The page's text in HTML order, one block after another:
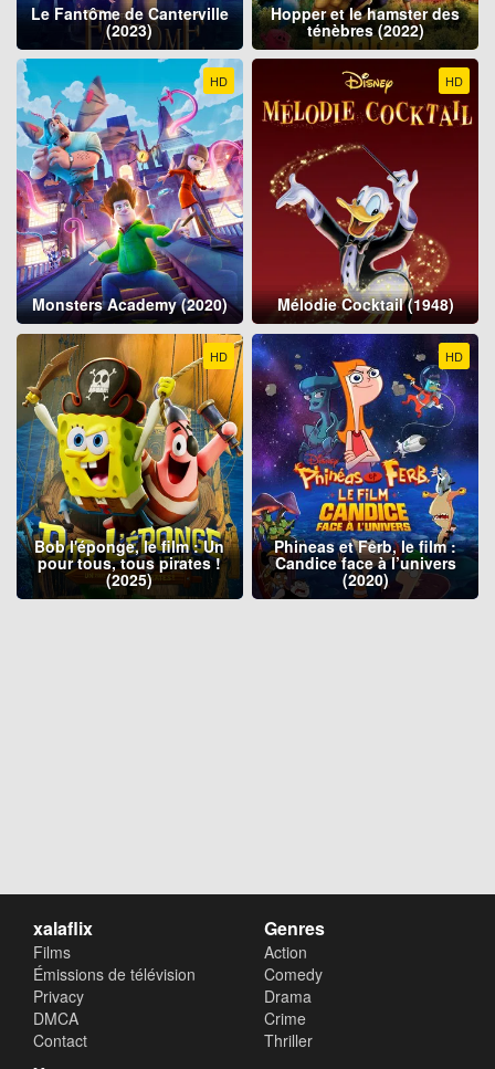
Le Fantôme de Canterville
(2023)
Hopper et le hamster des
ténèbres (2022)
HD
Monsters Academy (2020)
HD
Mélodie Cocktail (1948)
HD
Bob l'éponge, le film : Un
pour tous, tous pirates !
(2025)
HD
Phineas et Ferb, le film :
Candice face à l’univers
(2020)
xalaflix
Films
Émissions de télévision
Privacy
DMCA
Contact
Genres
Action
Comedy
Drama
Crime
Thriller